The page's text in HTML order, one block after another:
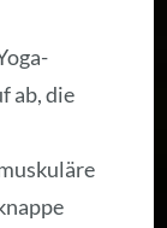
ab, die